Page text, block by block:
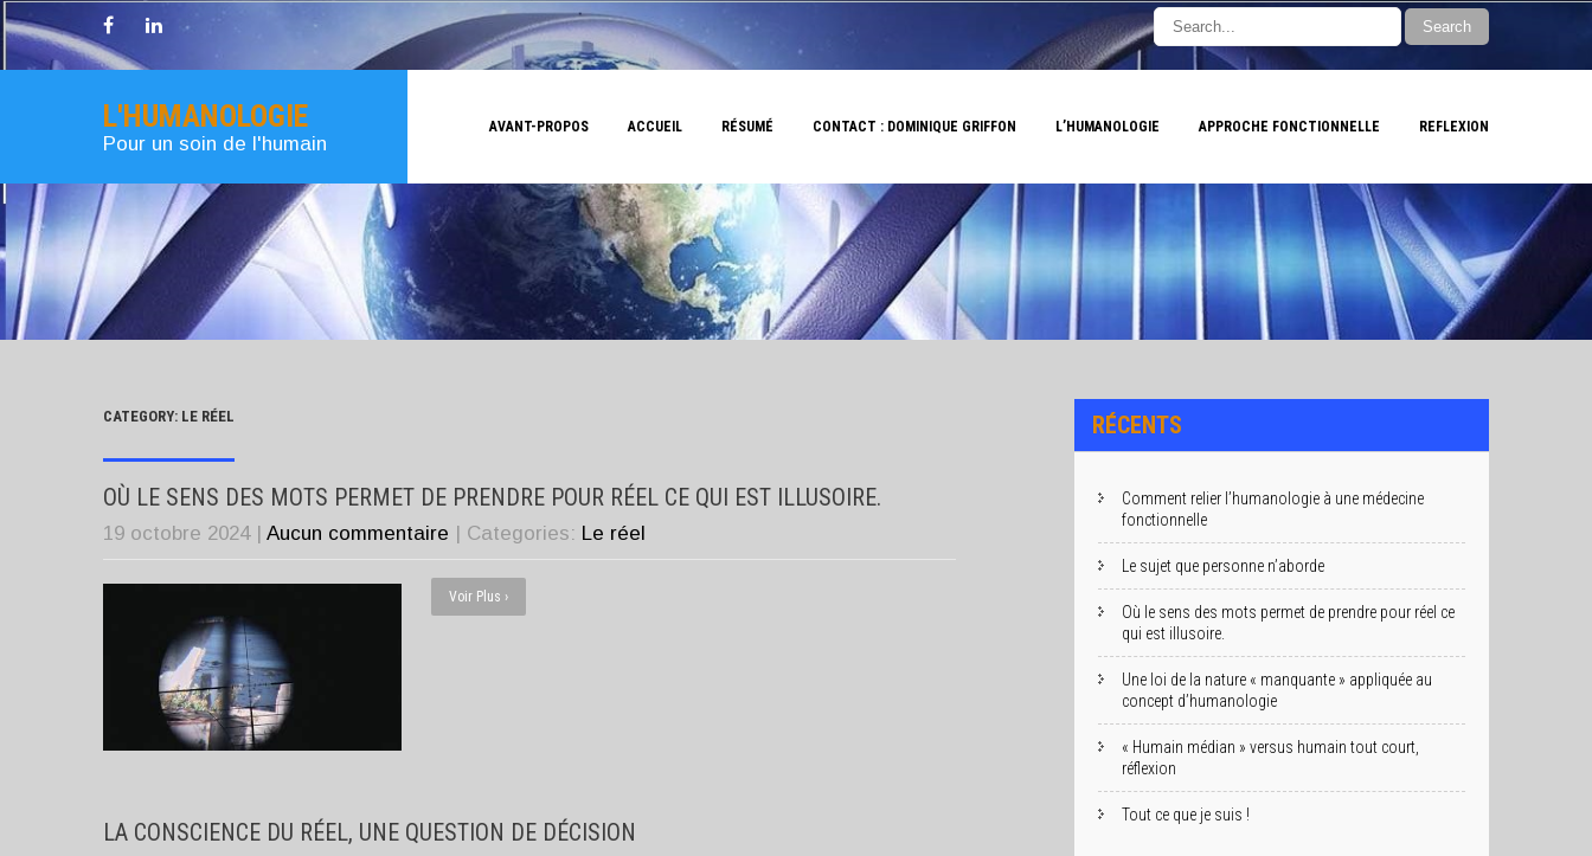
L'HUMANOLOGIE
Pour un soin de l'humain
AVANT-PROPOS ACCUEIL RÉSUMÉ CONTACT : DOMINIQUE GRIFFON L’HUMANOLOGIE APPROCHE FONCTIONNELLE REFLEXION
CATEGORY: LE RÉEL
OÙ LE SENS DES MOTS PERMET DE PRENDRE POUR RÉEL CE QUI EST ILLUSOIRE.
19 octobre 2024 | Aucun commentaire | Categories: Le réel
Voir Plus ›
LA CONSCIENCE DU RÉEL, UNE QUESTION DE DÉCISION
RÉCENTS
Comment relier l’humanologie à une médecine
fonctionnelle
Le sujet que personne n’aborde
Où le sens des mots permet de prendre pour réel ce
qui est illusoire.
Une loi de la nature « manquante » appliquée au
concept d’humanologie
« Humain médian » versus humain tout court,
réflexion
Tout ce que je suis !